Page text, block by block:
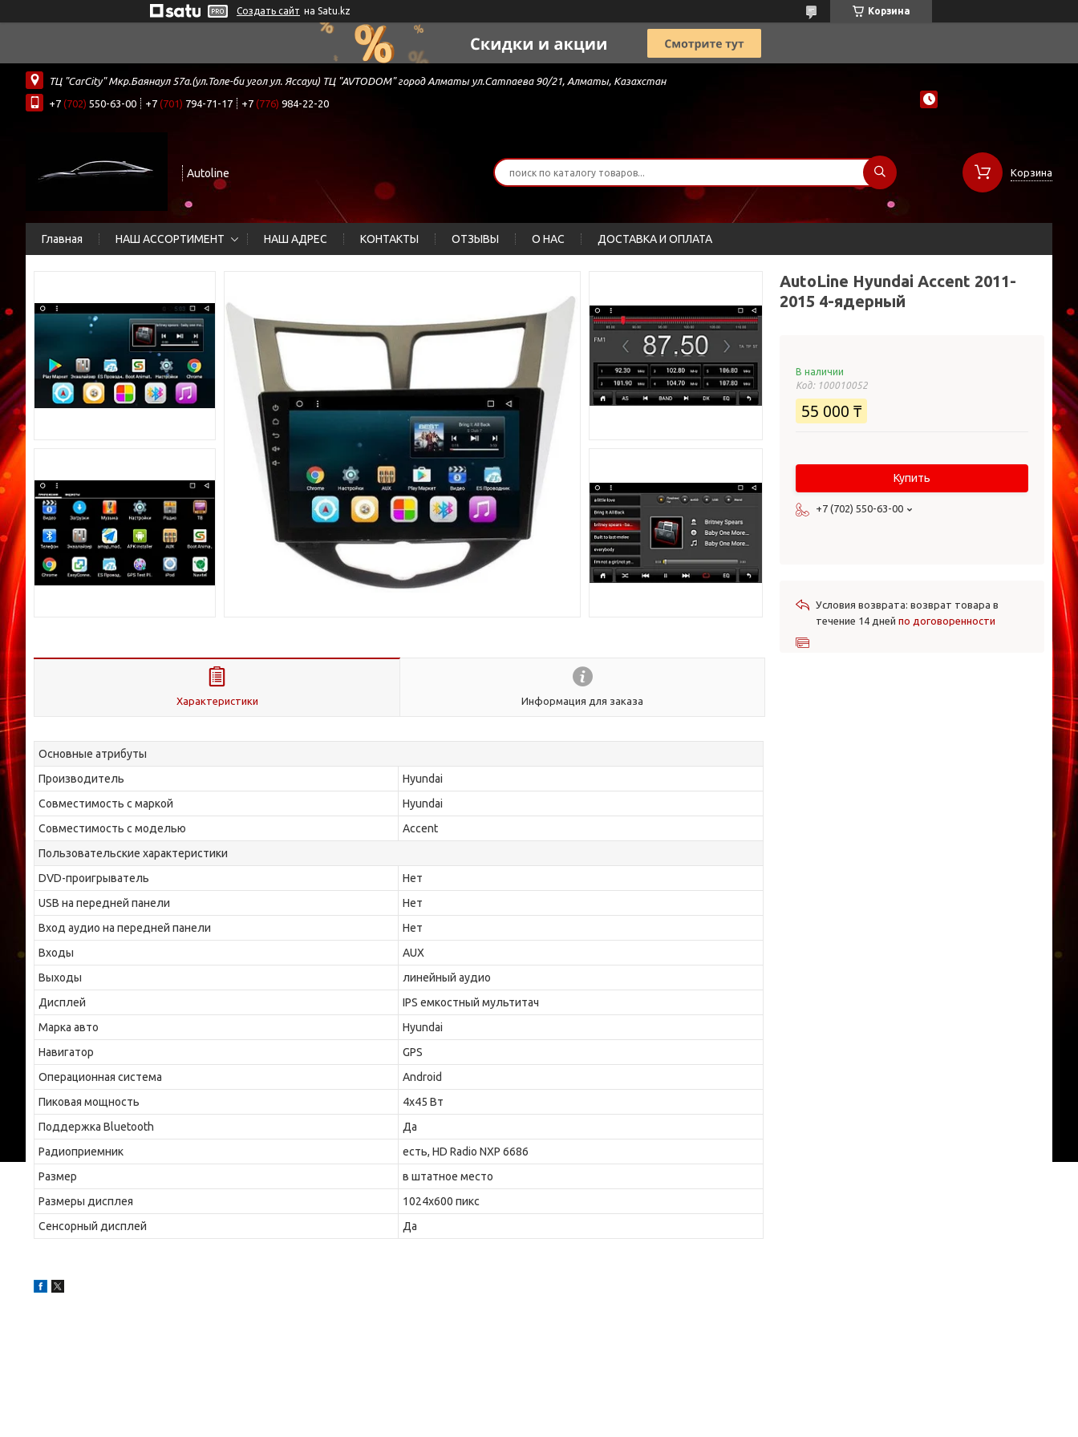
Создать сайт на Satu.kz Корзина
ТЦ "CarCity" Мкр.Баянаул 57а.(ул.Толе-би угол ул. Яссауи) ТЦ "AVTODOM" город Алматы ул.Сатпаева 90/21, Алматы, Казахстан
+7 (702) 550-63-00 +7 (701) 794-71-17 +7 (776) 984-22-20
Autoline Корзина
Главная НАШ АССОРТИМЕНТ НАШ АДРЕС КОНТАКТЫ ОТЗЫВЫ О НАС ДОСТАВКА И ОПЛАТА
Характеристики Информация для заказа
Основные атрибуты
Производитель
Hyundai
Совместимость с маркой
Hyundai
Совместимость с моделью
Accent
Пользовательские характеристики
DVD-проигрыватель
Нет
USB на передней панели
Нет
Вход аудио на передней панели
Нет
Входы
AUX
Выходы
линейный аудио
Дисплей
IPS емкостный мультитач
Марка авто
Hyundai
Навигатор
GPS
Операционная система
Android
Пиковая мощность
4х45 Вт
Поддержка Bluetooth
Да
Радиоприемник
есть, HD Radio NXP 6686
Размер
в штатное место
Размеры дисплея
1024x600 пикс
Сенсорный дисплей
Да
AutoLine Hyundai Accent 2011-
2015 4-ядерный
В наличии
Код: 100010052
55 000 ₸
Купить
+7 (702) 550-63-00
возврат товара в
течение 14 дней по договоренности